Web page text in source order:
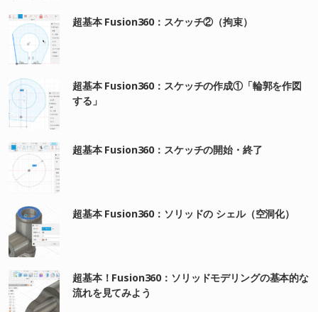
超基本 Fusion360：スケッチ②（拘束）
超基本 Fusion360：スケッチの作成①「輪郭を作図
する」
超基本 Fusion360：スケッチの開始・終了
超基本 Fusion360：ソリッドの シェル（空洞化）
超基本！Fusion360：ソリッドモデリングの基本的な
流れを見てみよう